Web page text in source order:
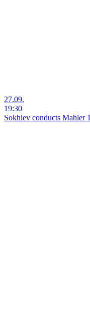
27.09.
19:30
Sokhiev conducts Mahler 1